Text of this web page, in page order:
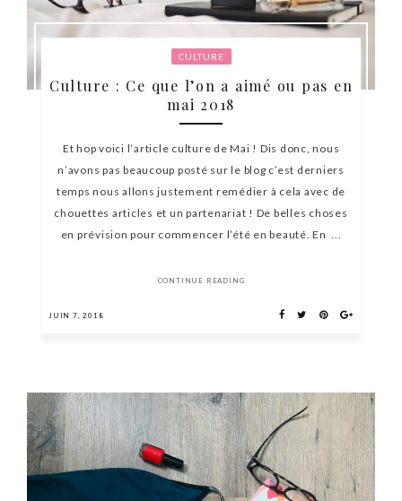
CULTURE
Culture : Ce que l’on a aimé ou pas en
mai 2018
Et hop voici l’article culture de Mai ! Dis donc, nous
n’avons pas beaucoup posté sur le blog c’est derniers
temps nous allons justement remédier à cela avec de
chouettes articles et un partenariat ! De belles choses
en prévision pour commencer l’été en beauté. En ...
CONTINUE READING
JUIN 7, 2018